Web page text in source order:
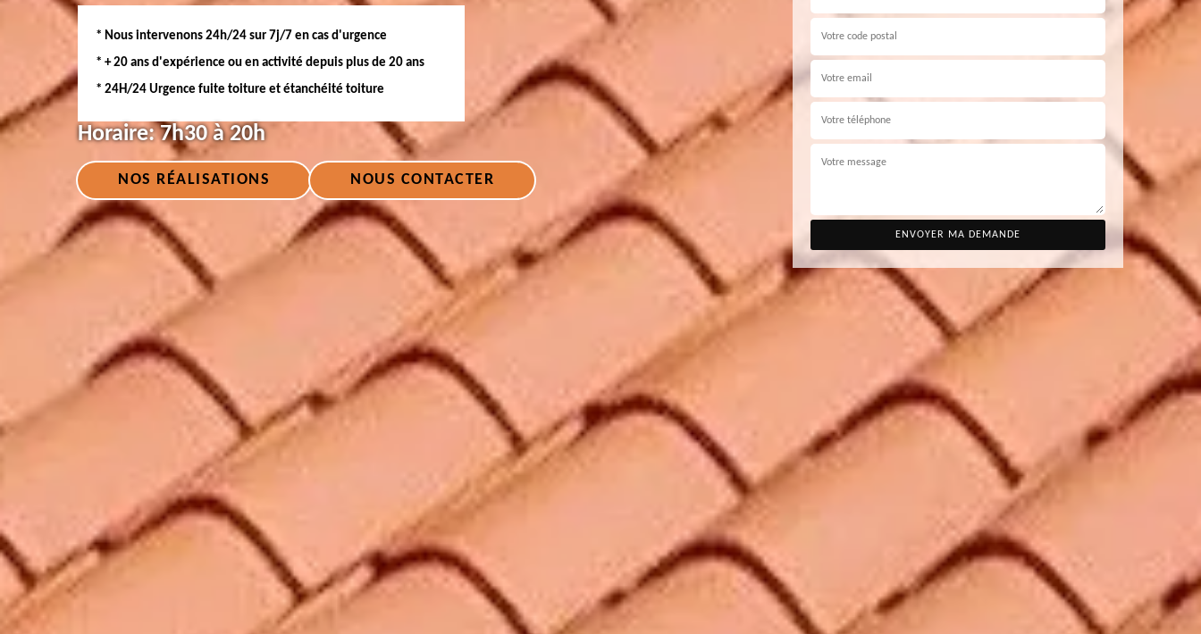
* Nous intervenons 24h/24 sur 7j/7 en cas d'urgence
* + 20 ans d'expérience ou en activité depuis plus de 20 ans
* 24H/24 Urgence fuite toiture et étanchéité toiture
Horaire:7h30 à 20h
NOS RÉALISATIONS NOUS CONTACTER